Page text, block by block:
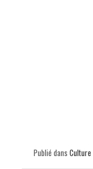
Publié dans Culture